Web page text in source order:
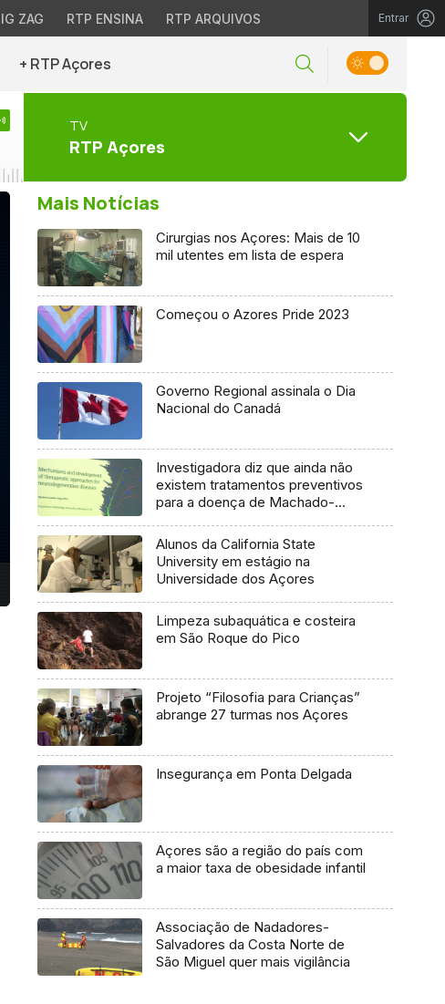
ZAG RTP ENSINA RTP ARQUIVOS Entrar
+ RTP Açores
TV
RTP Açores
Mais Notícias
Cirurgias nos Açores: Mais de 10
mil utentes em lista de espera
Começou o Azores Pride 2023
Governo Regional assinala o Dia
Nacional do Canadá
Investigadora diz que ainda não
existem tratamentos preventivos
para a doença de Machado-
Alunos da California State
University em estágio na
Universidade dos Açores
Limpeza subaquática e costeira
em São Roque do Pico
Projeto “Filosofia para Crianças”
abrange 27 turmas nos Açores
Insegurança em Ponta Delgada
Açores são a região do país com
a maior taxa de obesidade infantil
Associação de Nadadores-
Salvadores da Costa Norte de
São Miguel quer mais vigilância